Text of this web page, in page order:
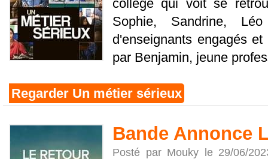
collège qui voit se
Sophie, Sandrine,
d'enseignants engagés
par Benjamin, jeune
Regarder Un métier sérieux
Bande Annonce
Posté par Mouky le 29/06/